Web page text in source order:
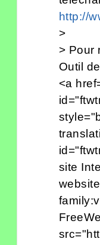
http://
>
> Pour
Outil
<a
site